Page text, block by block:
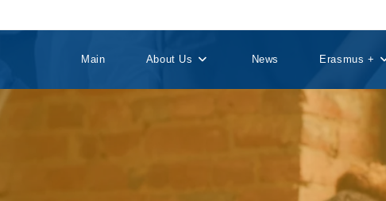
Main About Us News Erasmus +